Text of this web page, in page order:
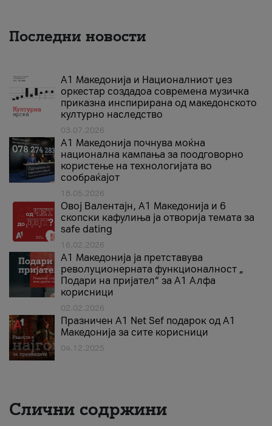
Последни новости
А1 Македонија и Националниот џез
оркестар создадоа современа музичка
приказна инспирирана од македонското
културно наследство
03.07.2026
A1 Македонија почнува моќна
национална кампања за поодговорно
користење на технологијата во
сообраќајот
18.05.2026
Овој Валентајн, A1 Македонија и 6
скопски кафулиња ја отворија темата за
safe dating
16.02.2026
А1 Македонија ја претставува
револуционерната функционалност „
Подари на пријател“ за А1 Алфа
корисници
02.02.2026
Празничен A1 Net Sеf подарок од А1
Македонија за сите корисници
04.12.2025
Слични содржини